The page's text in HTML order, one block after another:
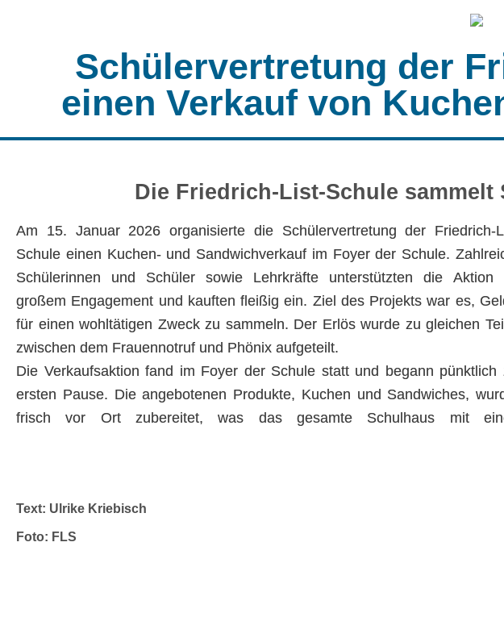
Schülervertretung der
einen Verkauf von
Die Friedrich-List-Schule
Am 15. Januar 2026 organisierte die Schülervertretung der Friedrich-
Schule einen Kuchen- und Sandwichverkauf im Foyer der Schule.
Schülerinnen und Schüler sowie Lehrkräfte unterstützten die Aktion
großem Engagement und kauften fleißig ein. Ziel des Projekts war es,
für einen wohltätigen Zweck zu sammeln. Der Erlös wurde zu gleichen
zwischen dem Frauennotruf und Phönix aufgeteilt.
Die Verkaufsaktion fand im Foyer der Schule statt und begann pünktlich
ersten Pause. Die angebotenen Produkte, Kuchen und Sandwiches,
frisch vor Ort zubereitet, was das gesamte Schulhaus mit
Text: Ulrike Kriebisch
Foto: FLS